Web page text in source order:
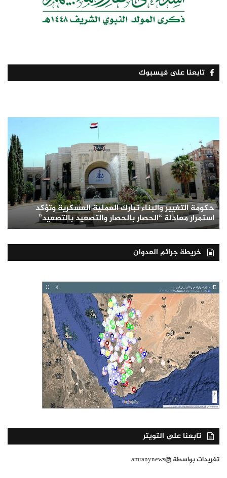
تابعنا على فيسبوك
حكومة التغيير والبناء تبارك العملية العسكرية وتؤكد
استمرار معادلة “الحصار بالحصار والتصعيد بالتصعيد”
خريطة جرائم العدوان
تابعنا على التويتر
تغريدات بواسطة @amranynews